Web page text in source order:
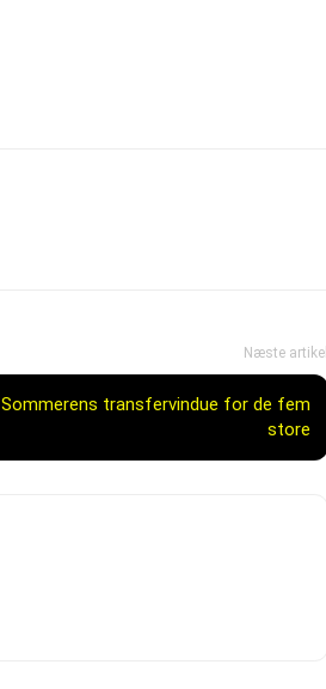
Næste artikel
Sommerens transfervindue for de fem
store